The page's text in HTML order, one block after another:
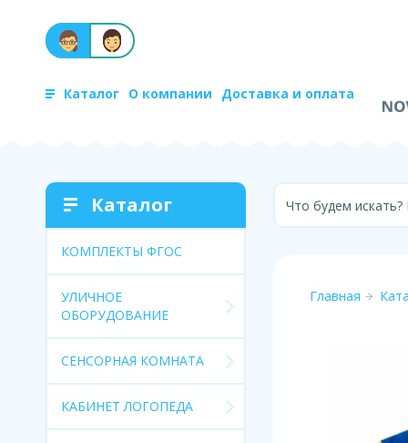
Каталог О компании Доставка и оплата
Каталог
КОМПЛЕКТЫ ФГОС
УЛИЧНОЕ
ОБОРУДОВАНИЕ
СЕНСОРНАЯ КОМНАТА
КАБИНЕТ ЛОГОПЕДА
Что будем
Главная